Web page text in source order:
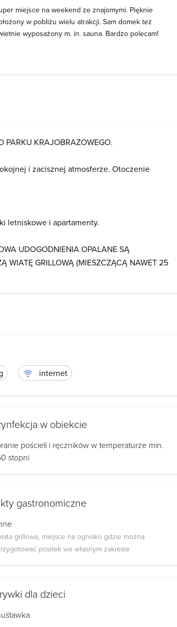
miejsce na weekend ze znajomymi. Pięknie
w pobliżu wielu atrakcji. Sam domek też
wyposażony m. in. sauna. Bardzo polecam!
PARKU KRAJOBRAZOWEGO.
i zacisznej atmosferze. Otoczenie
letniskowe i apartamenty.
UDOGODNIENIA OPALANE SĄ
WIATĘ GRILLOWĄ (MIESZCZĄCĄ NAWET 25
internet
w obiekcie
pościeli i ręczników w temperaturze min.
stopni
gastronomiczne
grillowa, miejsce na ognisko gdzie można
posiłek we własnym zakresie
dla dzieci